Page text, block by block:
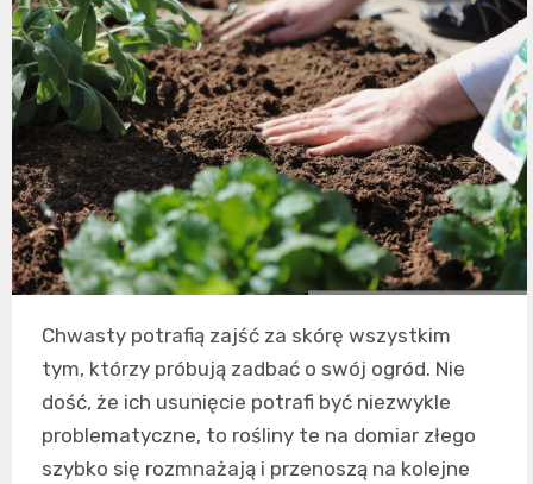
Chwasty potrafią zajść za skórę wszystkim
tym, którzy próbują zadbać o swój ogród. Nie
dość, że ich usunięcie potrafi być niezwykle
problematyczne, to rośliny te na domiar złego
szybko się rozmnażają i przenoszą na kolejne